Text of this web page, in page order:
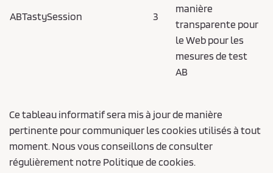
ABTastySession 3
manière
transparente pour
le Web pour les
mesures de test
AB
Ce tableau informatif sera mis à jour de manière
pertinente pour communiquer les cookies utilisés à tout
moment. Nous vous conseillons de consulter
régulièrement notre Politique de cookies.